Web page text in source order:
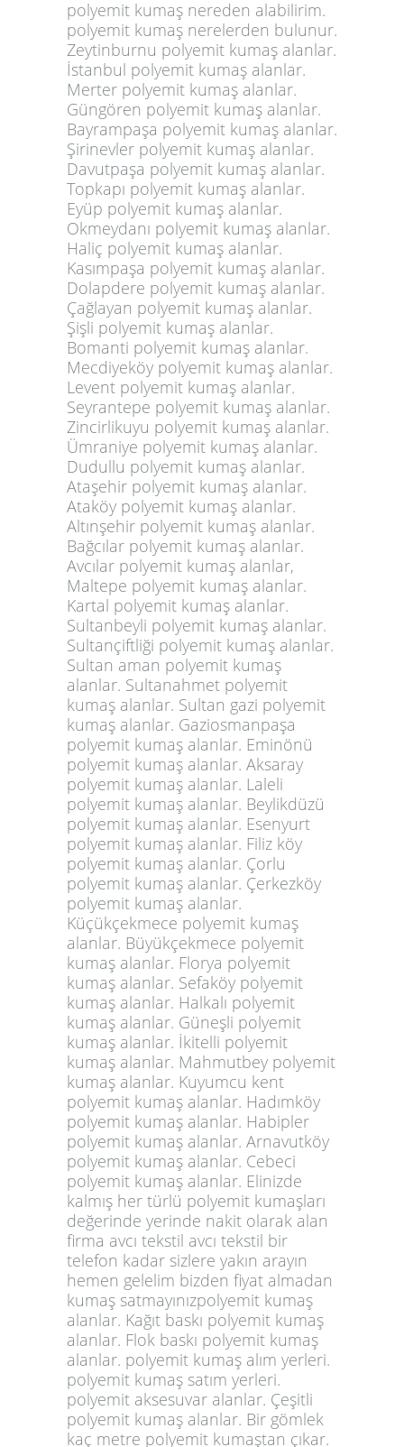
polyemit kumaş nereden alabilirim.
polyemit kumaş nerelerden bulunur.
Zeytinburnu polyemit kumaş alanlar.
İstanbul polyemit kumaş alanlar.
Merter polyemit kumaş alanlar.
Güngören polyemit kumaş alanlar.
Bayrampaşa polyemit kumaş alanlar.
Şirinevler polyemit kumaş alanlar.
Davutpaşa polyemit kumaş alanlar.
Topkapı polyemit kumaş alanlar.
Eyüp polyemit kumaş alanlar.
Okmeydanı polyemit kumaş alanlar.
Haliç polyemit kumaş alanlar.
Kasımpaşa polyemit kumaş alanlar.
Dolapdere polyemit kumaş alanlar.
Çağlayan polyemit kumaş alanlar.
Şişli polyemit kumaş alanlar.
Bomanti polyemit kumaş alanlar.
Mecdiyeköy polyemit kumaş alanlar.
Levent polyemit kumaş alanlar.
Seyrantepe polyemit kumaş alanlar.
Zincirlikuyu polyemit kumaş alanlar.
Ümraniye polyemit kumaş alanlar.
Dudullu polyemit kumaş alanlar.
Ataşehir polyemit kumaş alanlar.
Ataköy polyemit kumaş alanlar.
Altınşehir polyemit kumaş alanlar.
Bağcılar polyemit kumaş alanlar.
Avcılar polyemit kumaş alanlar,
Maltepe polyemit kumaş alanlar.
Kartal polyemit kumaş alanlar.
Sultanbeyli polyemit kumaş alanlar.
Sultançiftliği polyemit kumaş alanlar.
Sultan aman polyemit kumaş
alanlar. Sultanahmet polyemit
kumaş alanlar. Sultan gazi polyemit
kumaş alanlar. Gaziosmanpaşa
polyemit kumaş alanlar. Eminönü
polyemit kumaş alanlar. Aksaray
polyemit kumaş alanlar. Laleli
polyemit kumaş alanlar. Beylikdüzü
polyemit kumaş alanlar. Esenyurt
polyemit kumaş alanlar. Filiz köy
polyemit kumaş alanlar. Çorlu
polyemit kumaş alanlar. Çerkezköy
polyemit kumaş alanlar.
Küçükçekmece polyemit kumaş
alanlar. Büyükçekmece polyemit
kumaş alanlar. Florya polyemit
kumaş alanlar. Sefaköy polyemit
kumaş alanlar. Halkalı polyemit
kumaş alanlar. Güneşli polyemit
kumaş alanlar. İkitelli polyemit
kumaş alanlar. Mahmutbey polyemit
kumaş alanlar. Kuyumcu kent
polyemit kumaş alanlar. Hadımköy
polyemit kumaş alanlar. Habipler
polyemit kumaş alanlar. Arnavutköy
polyemit kumaş alanlar. Cebeci
polyemit kumaş alanlar. Elinizde
kalmış her türlü polyemit kumaşları
değerinde yerinde nakit olarak alan
firma avcı tekstil avcı tekstil bir
telefon kadar sizlere yakın arayın
hemen gelelim bizden fiyat almadan
kumaş satmayınızpolyemit kumaş
alanlar. Kağıt baskı polyemit kumaş
alanlar. Flok baskı polyemit kumaş
alanlar. polyemit kumaş alım yerleri.
polyemit kumaş satım yerleri.
polyemit aksesuvar alanlar. Çeşitli
polyemit kumaş alanlar. Bir gömlek
kaç metre polyemit kumaştan çıkar.